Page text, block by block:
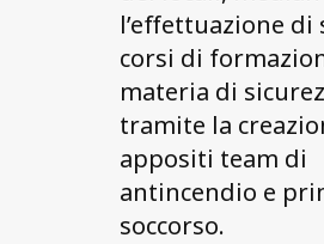
l’effettuazione di
corsi di
materia di
tramite la
appositi team di
antincendio e
soccorso.